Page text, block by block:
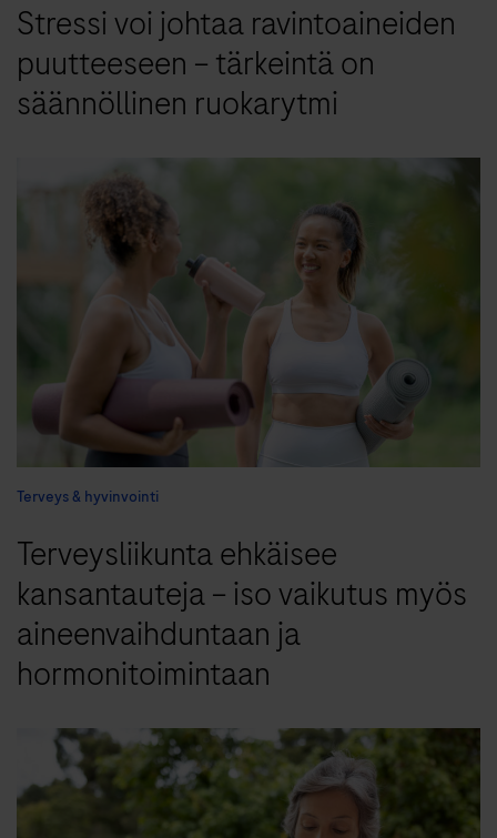
Stressi voi johtaa ravintoaineiden
puutteeseen – tärkeintä on
säännöllinen ruokarytmi
Terveys & hyvinvointi
Terveysliikunta ehkäisee
kansantauteja – iso vaikutus myös
aineenvaihduntaan ja
hormonitoimintaan